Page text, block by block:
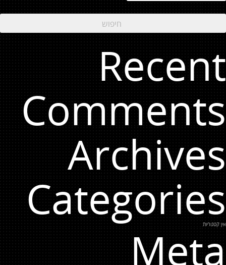
Recent
Comments
Archives
Categories
אין קטגוריות
Meta